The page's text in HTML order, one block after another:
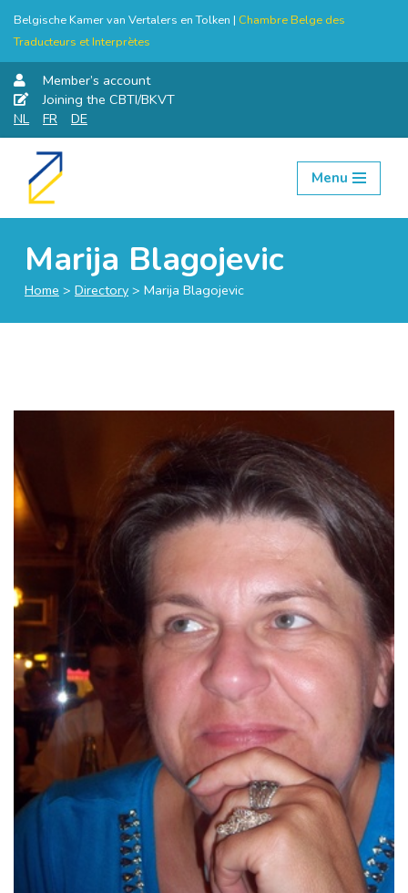
Belgische Kamer van Vertalers en Tolken | Chambre Belge des
Traducteurs et Interprètes
Member’s account
Joining the CBTI/BKVT
NL
FR DE
Skip
Menu
Marija Blagojevic
Home > Directory > Marija Blagojevic